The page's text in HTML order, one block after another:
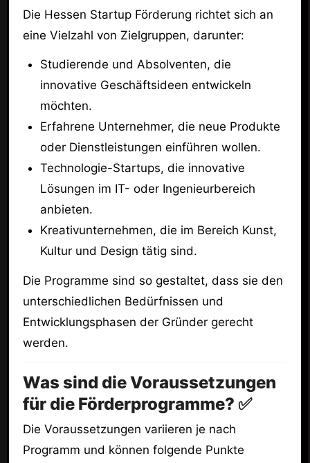
Die Hessen Startup Förderung richtet sich an
eine Vielzahl von Zielgruppen, darunter:
Studierende und Absolventen, die
innovative Geschäftsideen entwickeln
möchten.
Erfahrene Unternehmer, die neue Produkte
oder Dienstleistungen einführen wollen.
Technologie-Startups, die innovative
Lösungen im IT- oder Ingenieurbereich
anbieten.
Kreativunternehmen, die im Bereich Kunst,
Kultur und Design tätig sind.
Die Programme sind so gestaltet, dass sie den
unterschiedlichen Bedürfnissen und
Entwicklungsphasen der Gründer gerecht
werden.
Was sind die Voraussetzungen
für die Förderprogramme? ✅
Die Voraussetzungen variieren je nach
Programm und können folgende Punkte